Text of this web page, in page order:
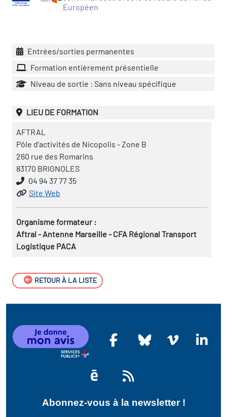
construction)
Européen
Entrées/sorties permanentes
Formation entièrement présentielle
Niveau de sortie : Sans niveau spécifique
LIEU DE FORMATION
AFTRAL
Pôle d'activités de Nicopolis - Zone B
260 rue des Romarins
83170 BRIGNOLES
04 94 37 77 35
Site Web
Organisme formateur :
Aftral - Antenne Marseille - CFA Régional Transport
Logistique PACA
RETOUR À LA LISTE
Abonnez-vous à la newsletter !